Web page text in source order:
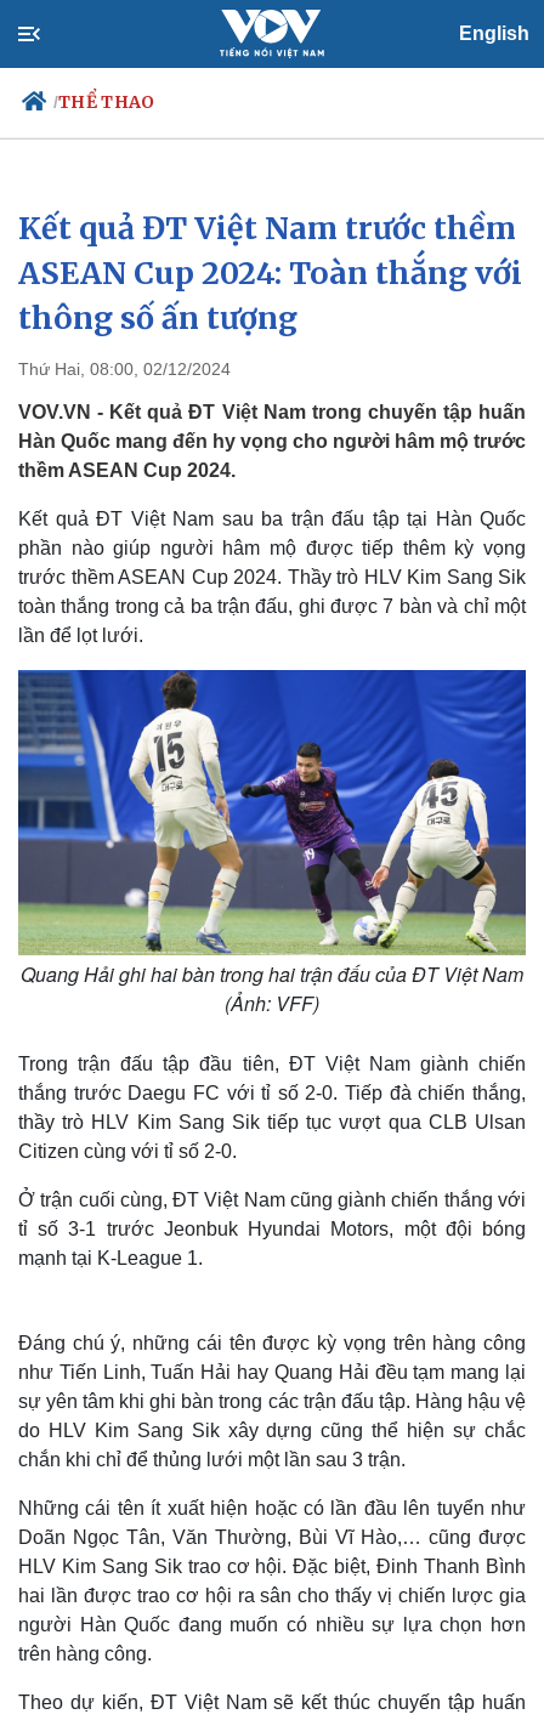
English
/THỂ THAO
Chính trị
Đảng
Tổ chức nhân sự
Quốc hội
Nhận diện sự thật
Xã hội
Tin 24h
Dự báo thời tiết
Giáo dục
Dấu ấn VOV
Kết quả ĐT Việt Nam trước thềm
ASEAN Cup 2024: Toàn thắng với
thông số ấn tượng
Thứ Hai, 08:00, 02/12/2024
VOV.VN - Kết quả ĐT Việt Nam trong chuyến tập huấn
Hàn Quốc mang đến hy vọng cho người hâm mộ trước
thềm ASEAN Cup 2024.
Kết quả ĐT Việt Nam sau ba trận đấu tập tại Hàn Quốc
phần nào giúp người hâm mộ được tiếp thêm kỳ vọng
trước thềm ASEAN Cup 2024. Thầy trò HLV Kim Sang Sik
toàn thắng trong cả ba trận đấu, ghi được 7 bàn và chỉ một
lần để lọt lưới.
Quang Hải ghi hai bàn trong hai trận đấu của ĐT Việt Nam
(Ảnh: VFF)
Trong trận đấu tập đầu tiên, ĐT Việt Nam giành chiến
thắng trước Daegu FC với tỉ số 2-0. Tiếp đà chiến thắng,
thầy trò HLV Kim Sang Sik tiếp tục vượt qua CLB Ulsan
Citizen cùng với tỉ số 2-0.
Ở trận cuối cùng, ĐT Việt Nam cũng giành chiến thắng với
tỉ số 3-1 trước Jeonbuk Hyundai Motors, một đội bóng
mạnh tại K-League 1.
Đáng chú ý, những cái tên được kỳ vọng trên hàng công
như Tiến Linh, Tuấn Hải hay Quang Hải đều tạm mang lại
sự yên tâm khi ghi bàn trong các trận đấu tập. Hàng hậu vệ
do HLV Kim Sang Sik xây dựng cũng thể hiện sự chắc
chắn khi chỉ để thủng lưới một lần sau 3 trận.
Những cái tên ít xuất hiện hoặc có lần đầu lên tuyển như
Doãn Ngọc Tân, Văn Thường, Bùi Vĩ Hào,… cũng được
HLV Kim Sang Sik trao cơ hội. Đặc biệt, Đinh Thanh Bình
hai lần được trao cơ hội ra sân cho thấy vị chiến lược gia
người Hàn Quốc đang muốn có nhiều sự lựa chọn hơn
trên hàng công.
Theo dự kiến, ĐT Việt Nam sẽ kết thúc chuyến tập huấn